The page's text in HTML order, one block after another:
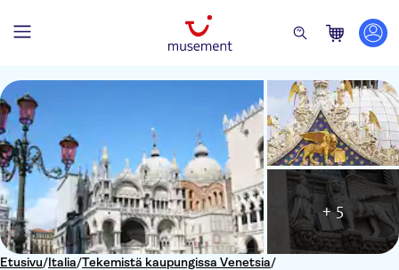
Etusivu/Italia/Tekemistä kaupungissa Venetsia/
+ 5